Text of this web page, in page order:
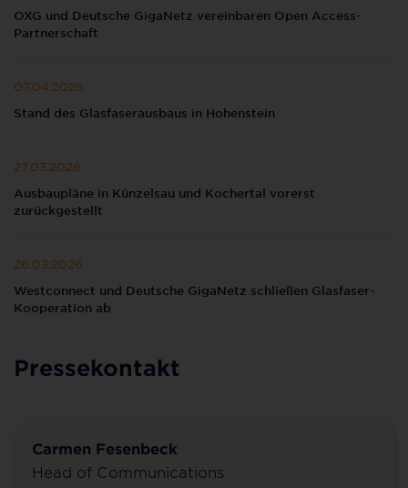
OXG und Deutsche GigaNetz vereinbaren Open Access-
Partnerschaft
07.04.2026
Stand des Glasfaserausbaus in Hohenstein
27.03.2026
Ausbaupläne in Künzelsau und Kochertal vorerst
zurückgestellt
26.03.2026
Westconnect und Deutsche GigaNetz schließen Glasfaser-
Kooperation ab
Pressekontakt
Carmen Fesenbeck
Head of Communications